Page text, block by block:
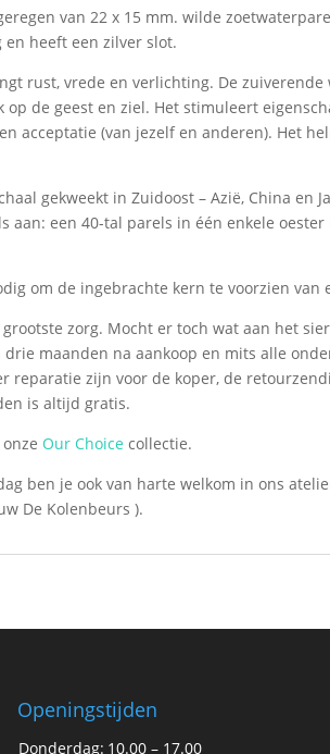
van 22 x 15 mm. wilde
heeft een zilver slot.
rust, vrede en verlichting. De
de geest en ziel. Het stimuleert
acceptatie (van jezelf en anderen). Het
gekweekt in Zuidoost – Azië, China en
aan: een 40-tal parels in één enkele oester
om de ingebrachte kern te voorzien van
zorg. Mocht er toch wat aan het
maanden na aankoop en mits alle
reparatie zijn voor de koper, de
is altijd gratis.
onzeOur Choice collectie.
ben je ook van harte welkom in ons
De Kolenbeurs ).
Openingstijden
Donderdag: 10.00 – 17.00